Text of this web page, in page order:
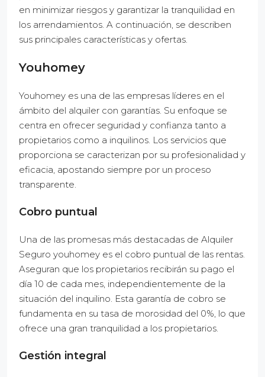
en minimizar riesgos y garantizar la tranquilidad en
los arrendamientos. A continuación, se describen
sus principales características y ofertas.
Youhomey
Youhomey es una de las empresas líderes en el
ámbito del alquiler con garantías. Su enfoque se
centra en ofrecer seguridad y confianza tanto a
propietarios como a inquilinos. Los servicios que
proporciona se caracterizan por su profesionalidad y
eficacia, apostando siempre por un proceso
transparente.
Cobro puntual
Una de las promesas más destacadas de Alquiler
Seguro youhomey es el cobro puntual de las rentas.
Aseguran que los propietarios recibirán su pago el
día 10 de cada mes, independientemente de la
situación del inquilino. Esta garantía de cobro se
fundamenta en su tasa de morosidad del 0%, lo que
ofrece una gran tranquilidad a los propietarios.
Gestión integral